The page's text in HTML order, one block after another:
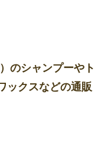
のシャンプーやト
ックスなどの通販